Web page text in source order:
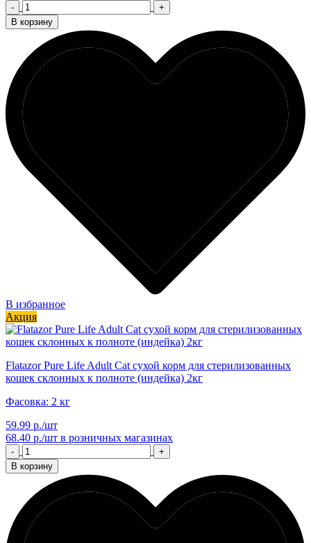
-
+
В корзину
В избранное
Акция
Flatazor Pure Life Adult Cat сухой корм для стерилизованных
кошек склонных к полноте (индейка) 2кг
Фасовка: 2 кг
59.99 р./шт
68.40 р./шт в розничных магазинах
-
+
В корзину